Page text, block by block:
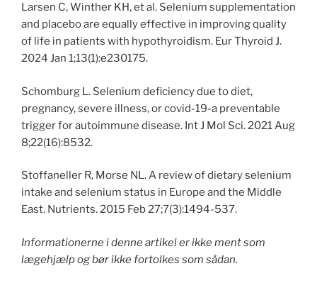
Larsen C, Winther KH, et al. Selenium supplementation
and placebo are equally effective in improving quality
of life in patients with hypothyroidism. Eur Thyroid J.
2024 Jan 1;13(1):e230175.
Schomburg L. Selenium deficiency due to diet,
pregnancy, severe illness, or covid-19-a preventable
trigger for autoimmune disease. Int J Mol Sci. 2021 Aug
8;22(16):8532.
Stoffaneller R, Morse NL. A review of dietary selenium
intake and selenium status in Europe and the Middle
East. Nutrients. 2015 Feb 27;7(3):1494-537.
Informationerne i denne artikel er ikke ment som
lægehjælp og bør ikke fortolkes som sådan.